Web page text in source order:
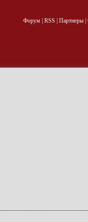
Форум| RSS Партнеры|